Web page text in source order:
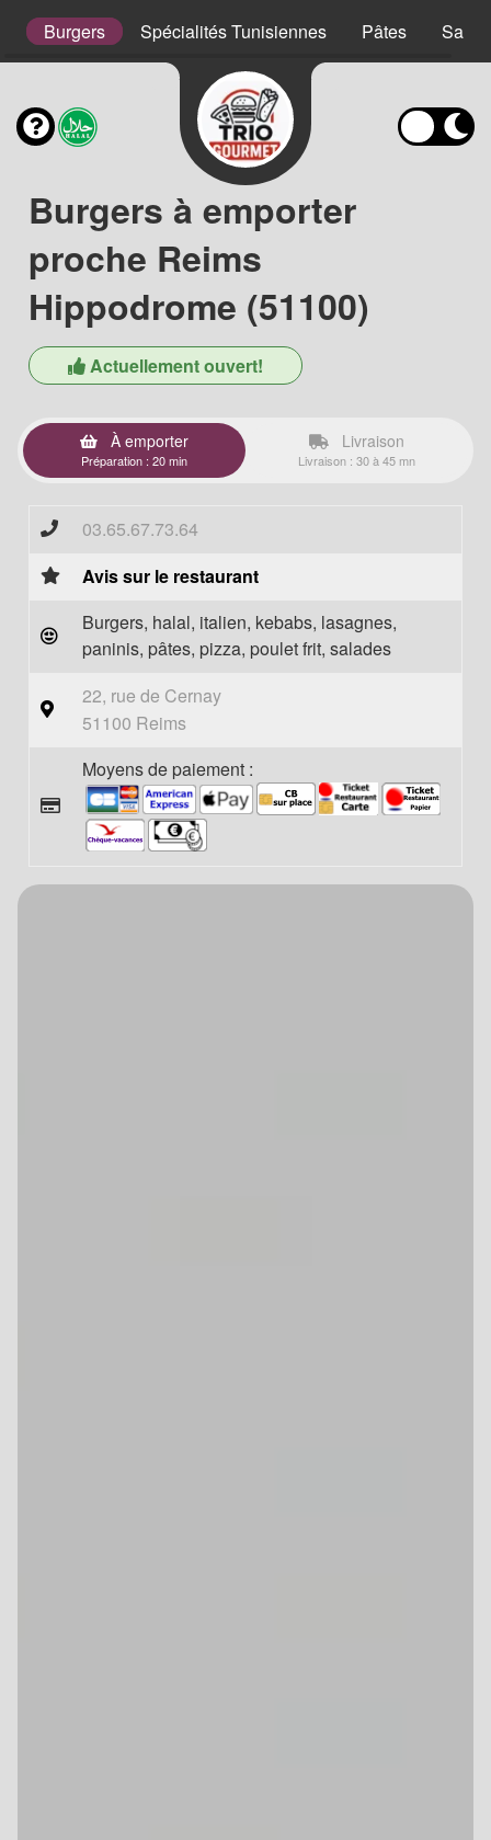
Burgers Spécialités Tunisiennes Pâtes
Burgers à emporter
proche Reims
Hippodrome (51100)
Actuellement ouvert!
À emporter
Préparation : 20 min
Livraison
Livraison : 30 à 45 mn
03.65.67.73.64
Avis sur le restaurant
Burgers, halal, italien, kebabs, lasagnes,
paninis, pâtes, pizza, poulet frit, salades
22, rue de Cernay
51100 Reims
Moyens de paiement :